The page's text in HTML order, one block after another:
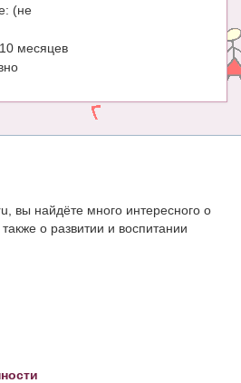
(не
месяцев
вы найдёте много интересного о
о развитии и воспитании